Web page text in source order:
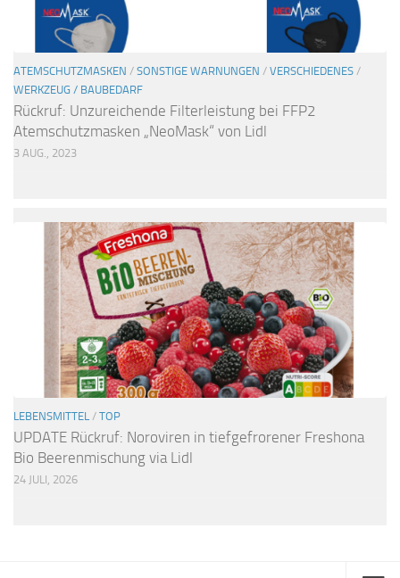
ATEMSCHUTZMASKEN / SONSTIGE WARNUNGEN / VERSCHIEDENES /
WERKZEUG / BAUBEDARF
Rückruf: Unzureichende Filterleistung bei FFP2
Atemschutzmasken „NeoMask“ von Lidl
3 AUG., 2023
LEBENSMITTEL / TOP
UPDATE Rückruf: Noroviren in tiefgefrorener Freshona
Bio Beerenmischung via Lidl
24 JULI, 2026